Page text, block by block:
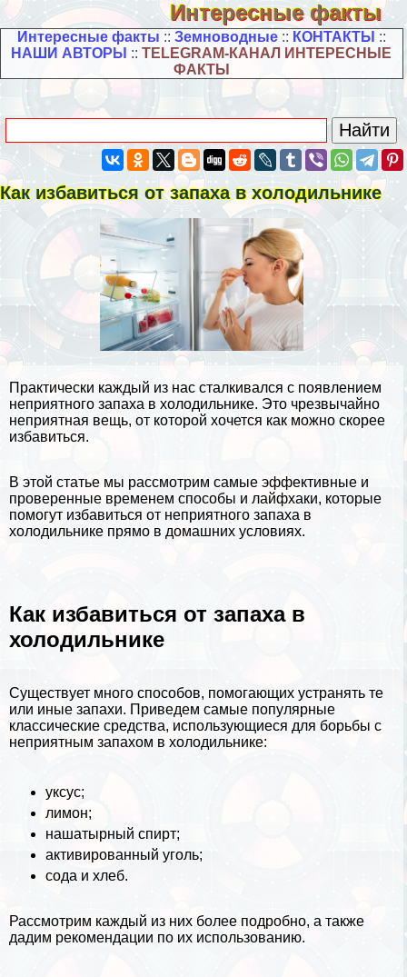
Интересные факты
Интересные факты :: Земноводные:: КОНТАКТЫ ::
НАШИ АВТОРЫ ::TELEGRAM-КАНАЛ ИНТЕРЕСНЫЕ
ФАКТЫ
Как избавиться от запаха в холодильнике
Пpaктически каждый из нас сталкивался с появлением
неприятного запаха в холодильнике. Это чрезвычайно
неприятная вещь, от которой хочется как можно скорее
избавиться.
В этой статье мы рассмотрим самые эффективные и
проверенные временем способы и лайфхаки, которые
помогут избавиться от неприятного запаха в
холодильнике прямо в домашних условиях.
Как избавиться от запаха в
холодильнике
Существует много способов, помогающих устранять те
или иные запахи. Приведем самые популярные
классические средства, использующиеся для борьбы с
неприятным запахом в холодильнике:
уксус;
лимон;
нашатырный спирт;
активированный уголь;
сода и хлеб.
Рассмотрим каждый из них более подробно, а также
дадим рекомендации по их использованию.